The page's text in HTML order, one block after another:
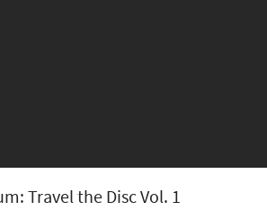
Travel the Disc Vol. 1